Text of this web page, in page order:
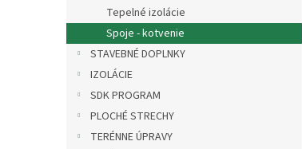
Tepelné izolácie
Spoje - kotvenie
STAVEBNÉ DOPLNKY
IZOLÁCIE
SDK PROGRAM
PLOCHÉ STRECHY
TERÉNNE ÚPRAVY